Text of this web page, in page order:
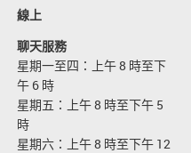
線上
聊天服務
星期一至四：上午 8 時至下
午 6 時
星期五：上午 8 時至下午 5
時
星期六：上午 8 時至下午 12